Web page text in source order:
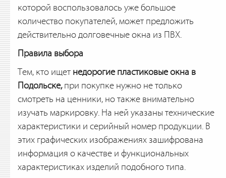
которой воспользовалось уже большое
количество покупателей, может предложить
действительно долговечные окна из ПВХ.
Правила выбора
Тем, кто ищет недорогие пластиковые окна в
Подольске,при покупке нужно не только
смотреть на ценники, но также внимательно
изучать маркировку. На ней указаны технические
характеристики и серийный номер продукции. В
этих графических изображениях зашифрована
информация о качестве и функциональных
характеристиках изделий подобного типа.